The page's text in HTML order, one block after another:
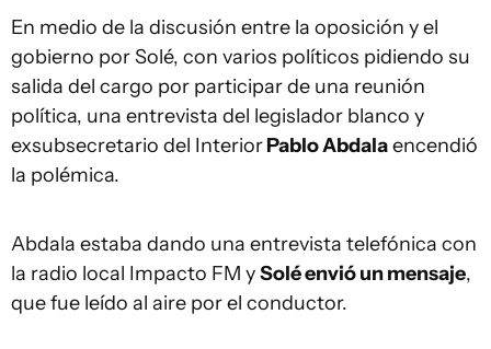
En medio de la discusión entre la oposición y el
gobierno por Solé, con varios políticos pidiendo su
salida del cargo por participar de una reunión
política, una entrevista del legislador blanco y
exsubsecretario del InteriorPablo Abdalaencendió
la polémica.
Abdala estaba dando una entrevista telefónica con
la radio local Impacto FM ySolé envió un mensaje,
que fue leído al aire por el conductor.